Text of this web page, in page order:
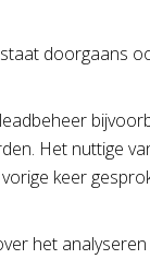
doorgaans
Het nuttige
keer
het